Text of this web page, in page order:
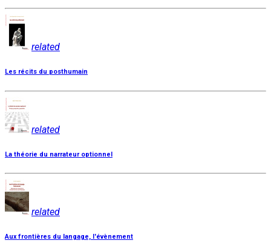
related
Les récits du posthumain
related
La théorie du narrateur optionnel
related
Aux frontières du langage, l'évènement